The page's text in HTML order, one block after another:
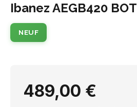
Ibanez AEGB420 BOT
NEUF
489,00 €